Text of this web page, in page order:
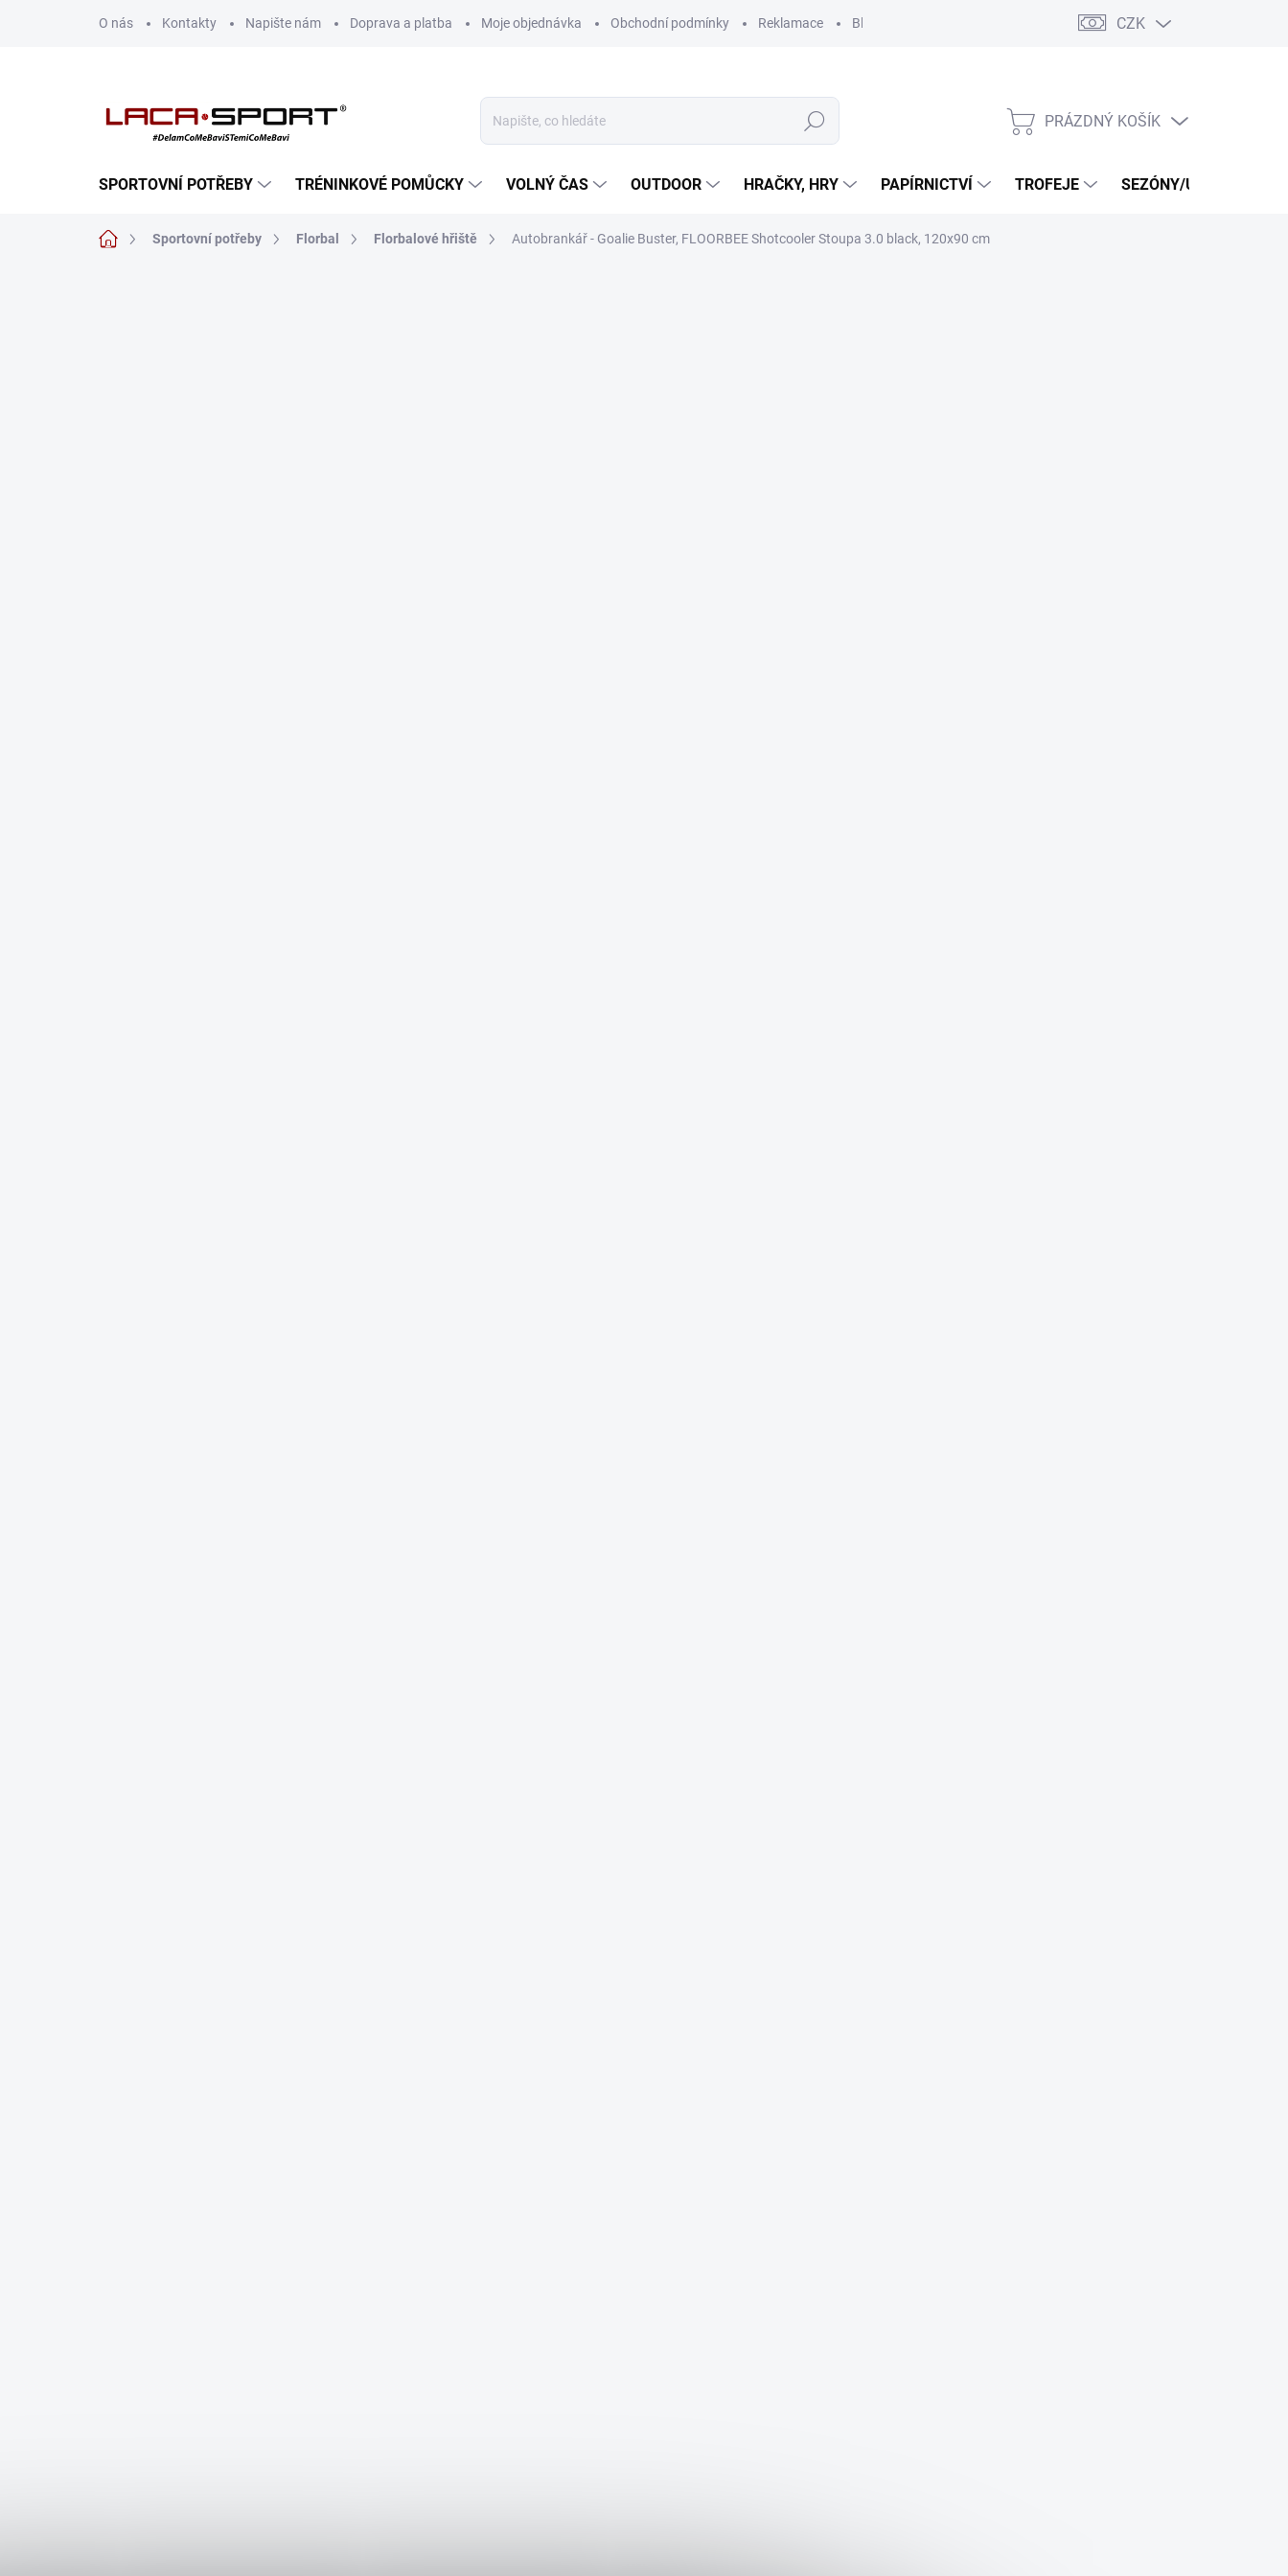
O nás Kontakty Napište nám Doprava a platba Moje objednávka Obchodní podmínky Reklamace Blog CZK
Hledat
NÁKUPNÍ
PRÁZDNÝ KOŠÍK
SPORTOVNÍ POTŘEBY TRÉNINKOVÉ POMŮCKY VOLNÝ ČAS OUTDOOR HRAČKY, HRY PAPÍRNICTVÍ TROFEJE SEZÓNY/UDÁLOSTI
Domů Sportovní potřeby Florbal Florbalové hřiště Autobrankář - Goalie Buster, FLOORBEE Shotcooler Stoupa 3.0 black, 120x90 cm